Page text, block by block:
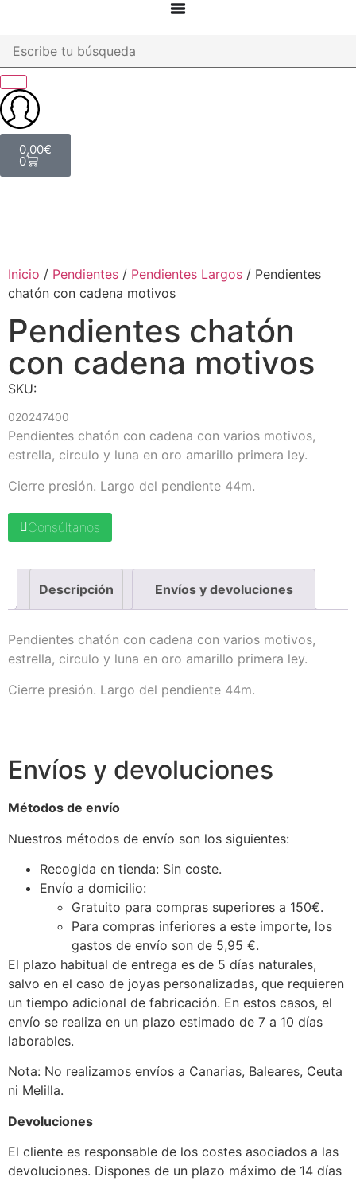
0,00€
0
Inicio / Pendientes / Pendientes Largos / Pendientes
chatón con cadena motivos
Pendientes chatón
con cadena motivos
SKU:
020247400
Pendientes chatón con cadena con varios motivos,
estrella, circulo y luna en oro amarillo primera ley.
Cierre presión. Largo del pendiente 44m.
Consúltanos
Descripción Envíos y devoluciones
Pendientes chatón con cadena con varios motivos,
estrella, circulo y luna en oro amarillo primera ley.
Cierre presión. Largo del pendiente 44m.
Envíos y devoluciones
Métodos de envío
Nuestros métodos de envío son los siguientes:
Recogida en tienda: Sin coste.
Envío a domicilio:
Gratuito para compras superiores a 150€.
Para compras inferiores a este importe, los
gastos de envío son de 5,95 €.
El plazo habitual de entrega es de 5 días naturales,
salvo en el caso de joyas personalizadas, que requieren
un tiempo adicional de fabricación. En estos casos, el
envío se realiza en un plazo estimado de 7 a 10 días
laborables.
Nota: No realizamos envíos a Canarias, Baleares, Ceuta
ni Melilla.
Devoluciones
El cliente es responsable de los costes asociados a las
devoluciones. Dispones de un plazo máximo de 14 días